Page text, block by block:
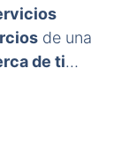
de una
de ti…